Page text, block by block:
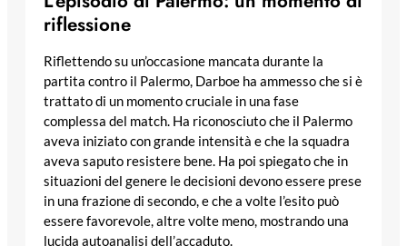
riflessione
Riflettendo su un’occasione mancata durante la
partita contro il Palermo, Darboe ha ammesso che si è
trattato di un momento cruciale in una fase
complessa del match. Ha riconosciuto che il Palermo
aveva iniziato con grande intensità e che la squadra
aveva saputo resistere bene. Ha poi spiegato che in
situazioni del genere le decisioni devono essere prese
in una frazione di secondo, e che a volte l’esito può
essere favorevole, altre volte meno, mostrando una
lucida autoanalisi dell’accaduto.